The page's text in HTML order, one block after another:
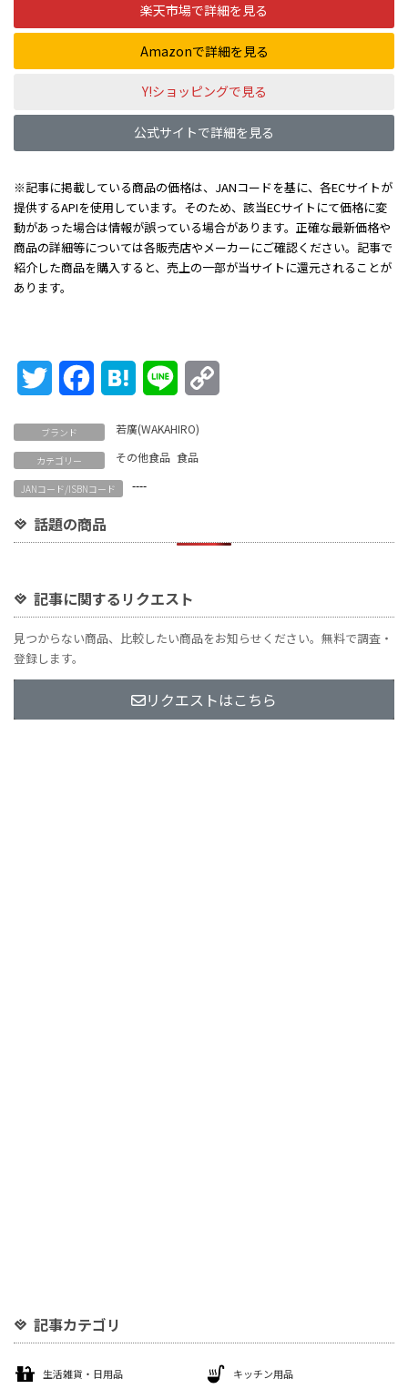
楽天市場で詳細を見る
Amazonで詳細を見る
Y!ショッピングで見る
公式サイトで詳細を見る
※記事に掲載している商品の価格は、JANコードを基に、各ECサイトが
提供するAPIを使用しています。そのため、該当ECサイトにて価格に変
動があった場合は情報が誤っている場合があります。正確な最新価格や
商品の詳細等については各販売店やメーカーにご確認ください。記事で
紹介した商品を購入すると、売上の一部が当サイトに還元されることが
あります。
Twitter FacebookHatena Line
ブランド 若廣(WAKAHIRO)
カテゴリー その他食品 食品
JANコード/ISBNコード ----
話題の商品
記事に関するリクエスト
見つからない商品、比較したい商品をお知らせください。無料で調査・
登録します。
リクエストはこちら
記事カテゴリ
生活雑貨・日用品 キッチン用品